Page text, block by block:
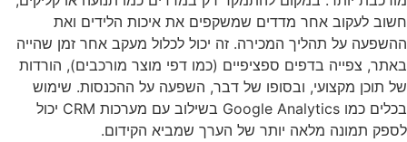
חשוב לעקוב אחר מדדים שמשקפים את איכות הלידים ואת
ההשפעה על תהליך המכירה. זה יכול לכלול מעקב אחר זמן שהייה
באתר, צפייה בדפים ספציפיים (כמו דפי מוצר מורכבים), הורדות
של תוכן מקצועי, ובסופו של דבר, השפעה על ההכנסות. שימוש
בכלים כמו Google Analytics בשילוב עם מערכות CRM יכול
לספק תמונה מלאה יותר של הערך שמביא הקידום.